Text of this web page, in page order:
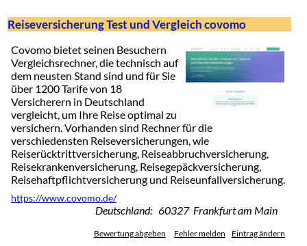
Reiseversicherung Test und Vergleich covomo
Covomo bietet seinen Besuchern
Vergleichsrechner, die technisch auf
dem neusten Stand sind und für Sie
über 1200 Tarife von 18
Versicherern in Deutschland
vergleicht, um Ihre Reise optimal zu
versichern. Vorhanden sind Rechner für die
verschiedensten Reiseversicherungen, wie
Reiserücktrittversicherung, Reiseabbruchversicherung,
Reisekrankenversicherung, Reisegepäckversicherung,
Reisehaftpflichtversicherung und Reiseunfallversicherung.
https://www.covomo.de/
Deutschland: 60327 Frankfurt am Main
Bewertung abgeben Fehler melden Eintrag ändern